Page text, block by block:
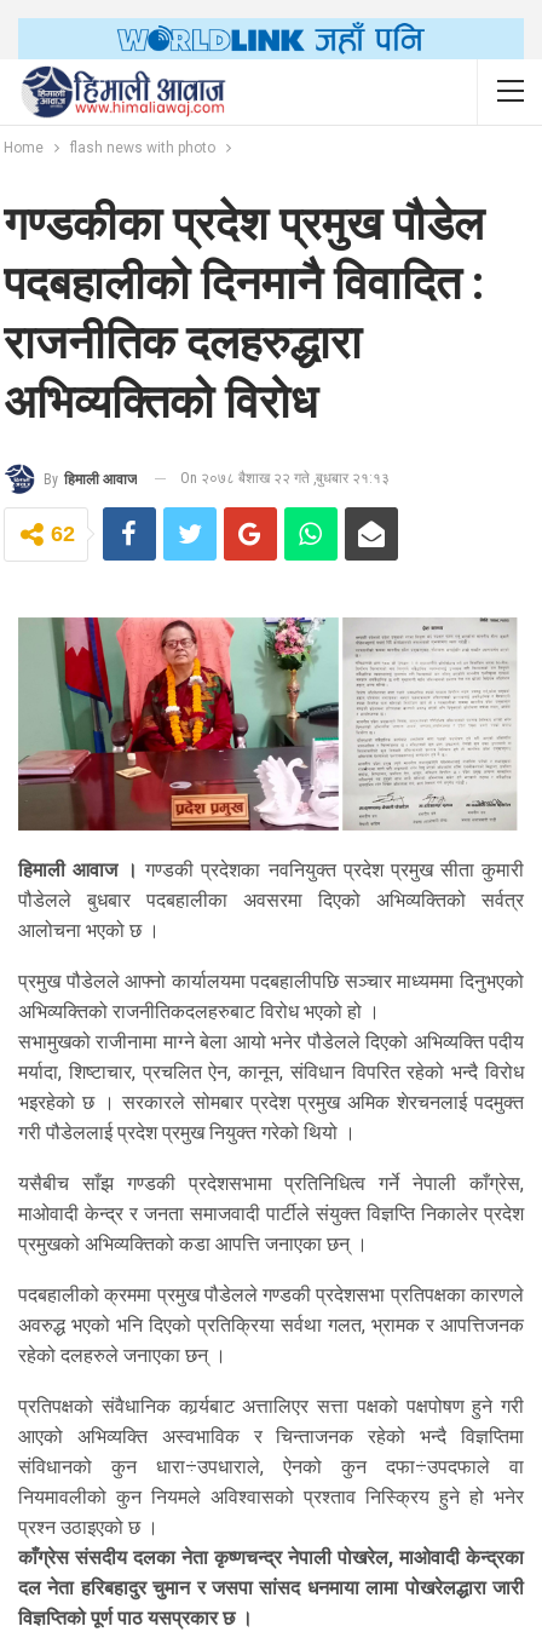
Home flash news with photo
गण्डकीका प्रदेश प्रमुख पौडेल
पदबहालीको दिनमानै विवादित :
राजनीतिक दलहरुद्धारा
अभिव्यक्तिको विरोध
By हिमाली आवाज On २०७८ बैशाख २२ गते ,बुधबार २१:१३
62
हिमाली आवाज । गण्डकी प्रदेशका नवनियुक्त प्रदेश प्रमुख सीता कुमारी
पौडेलले बुधबार पदबहालीका अवसरमा दिएको अभिव्यक्तिको सर्वत्र
आलोचना भएको छ ।
प्रमुख पौडेलले आफ्नो कार्यालयमा पदबहालीपछि सञ्चार माध्यममा दिनुभएको
अभिव्यक्तिको राजनीतिकदलहरुबाट विरोध भएको हो ।
सभामुखको राजीनामा माग्ने बेला आयो भनेर पौडेलले दिएको अभिव्यक्ति पदीय
मर्यादा, शिष्टाचार, प्रचलित ऐन, कानून, संविधान विपरित रहेको भन्दै विरोध
भइरहेको छ । सरकारले सोमबार प्रदेश प्रमुख अमिक शेरचनलाई पदमुक्त
गरी पौडेललाई प्रदेश प्रमुख नियुक्त गरेको थियो ।
यसैबीच साँझ गण्डकी प्रदेशसभामा प्रतिनिधित्व गर्ने नेपाली काँग्रेस,
माओवादी केन्द्र र जनता समाजवादी पार्टीले संयुक्त विज्ञप्ति निकालेर प्रदेश
प्रमुखको अभिव्यक्तिको कडा आपत्ति जनाएका छन् ।
पदबहालीको क्रममा प्रमुख पौडेलले गण्डकी प्रदेशसभा प्रतिपक्षका कारणले
अवरुद्ध भएको भनि दिएको प्रतिक्रिया सर्वथा गलत, भ्रामक र आपत्तिजनक
रहेको दलहरुले जनाएका छन् ।
प्रतिपक्षको संवैधानिक कार्र्यबाट अत्तालिएर सत्ता पक्षको पक्षपोषण हुने गरी
आएको अभिव्यक्ति अस्वभाविक र चिन्ताजनक रहेको भन्दै विज्ञप्तिमा
संविधानको कुन धारा÷उपधाराले, ऐनको कुन दफा÷उपदफाले वा
नियमावलीको कुन नियमले अविश्वासको प्रश्ताव निस्क्रिय हुने हो भनेर
प्रश्न उठाइएको छ ।
काँग्रेस संसदीय दलका नेता कृष्णचन्द्र नेपाली पोखरेल, माओवादी केन्द्रका
दल नेता हरिबहादुर चुमान र जसपा सांसद धनमाया लामा पोखरेलद्धारा जारी
विज्ञप्तिको पूर्ण पाठ यसप्रकार छ ।